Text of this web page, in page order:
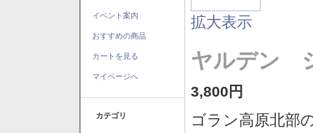
イベント案内
おすすめの商品
カートを見る
マイページへ
カテゴリ
拡大表示
ヤルデン
3,800円
ゴラン高原北部